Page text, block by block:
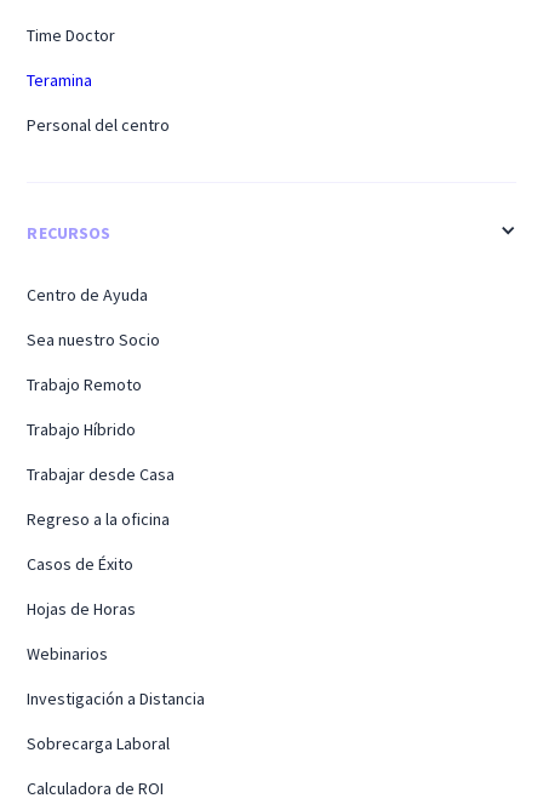
Time Doctor
Teramina
Personal del centro
RECURSOS
Centro de Ayuda
Sea nuestro Socio
Trabajo Remoto
Trabajo Híbrido
Trabajar desde Casa
Regreso a la oficina
Casos de Éxito
Hojas de Horas
Webinarios
Investigación a Distancia
Sobrecarga Laboral
Calculadora de ROI